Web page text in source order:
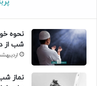
نحوه
شب از
اردیبهشت 27,
نماز